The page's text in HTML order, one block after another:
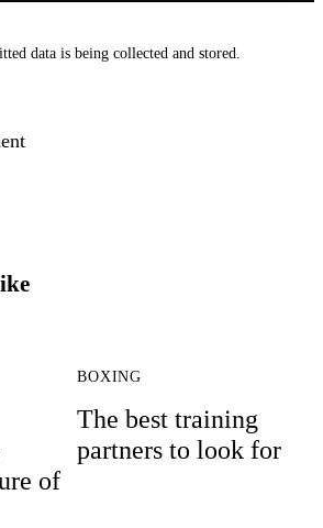
data is beingcollected and stored
of
BOXING
The best training
partners to look for